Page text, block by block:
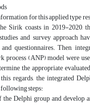
for this applied type
Sirik coasts in 2019-2020,
and survey approach
questionnaires. Then,
process (ANP) model were
the appropriate
regards, the integrated
steps:
Delphi group and develop